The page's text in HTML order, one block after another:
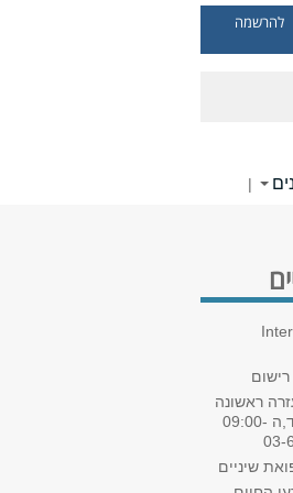
להרשמה
|
ראשונה
שעות קבלה ימים א,ב,ד,ה 09:00-
שיניים